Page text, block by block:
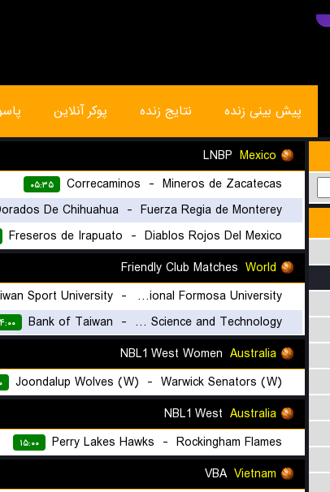
پیش بینی زنده نتایج زنده پوکر آنلاین
Mexico
Mineros de Zacatecas
-
Correcaminos ۰۵:۳۵
Fuerza Regia de Monterey
-
De Chihuahua
Diablos Rojos Del Mexico
-
Freseros de Irapuato
World
National Formosa University
-
۱۲:۰۰ Chien Hsin University of Science and Technology
-
Bank of Taiwan
Australia
Warwick Senators (W)
-
Joondalup Wolves (W)
Australia
Rockingham Flames
-
Perry Lakes Hawks ۱۵:۰۰
Vietnam
VBA